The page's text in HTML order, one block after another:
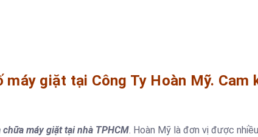
giặt tại Công Ty Hoàn Mỹ. Cam
chữa máy giặt tại nhà TPHCM. Hoàn Mỹ là đơn vị được